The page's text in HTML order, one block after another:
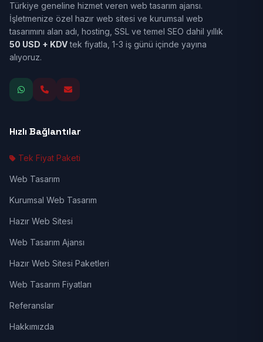
Türkiye geneline hizmet veren web tasarım ajansı.
İşletmenize özel hazır web sitesi ve kurumsal web
tasarımını alan adı, hosting, SSL ve temel SEO dahil yıllık
50 USD + KDVtek fiyatla, 1-3 iş günü içinde yayına
alıyoruz.
Hızlı Bağlantılar
Tek Fiyat Paketi
Web Tasarım
Kurumsal Web Tasarım
Hazır Web Sitesi
Web Tasarım Ajansı
Hazır Web Sitesi Paketleri
Web Tasarım Fiyatları
Referanslar
Hakkımızda